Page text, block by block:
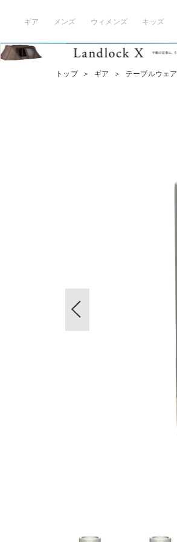
ギア メンズ ウィメンズ キッズ
トップ ＞ ギア ＞ テーブルウェア